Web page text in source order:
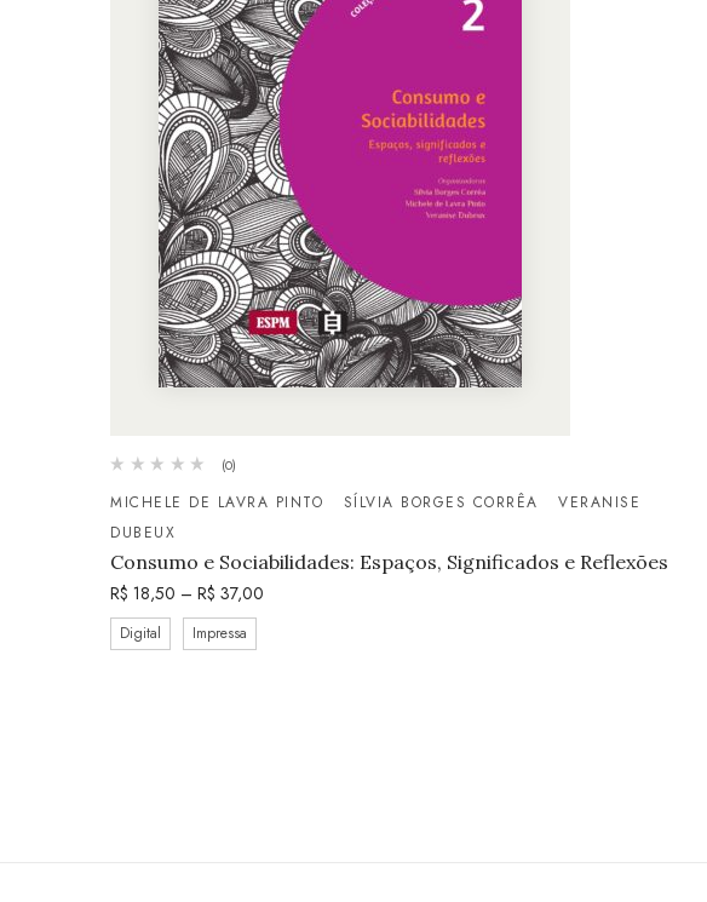
(0)
MICHELE DE LAVRA PINTO SÍLVIA BORGES CORRÊA
VERANISE
DUBEUX
Consumo e Sociabilidades: Espaços, Significados e Reflexões
R$ 18,50 – R$ 37,00
Digital Impressa